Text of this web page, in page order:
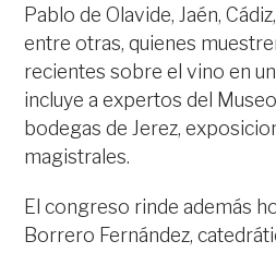
Pablo de Olavide, Jaén,
entre otras, quienes
recientes sobre el vino en
incluye a expertos del
bodegas de Jerez,
magistrales.
El congreso rinde además
Borrero Fernández,